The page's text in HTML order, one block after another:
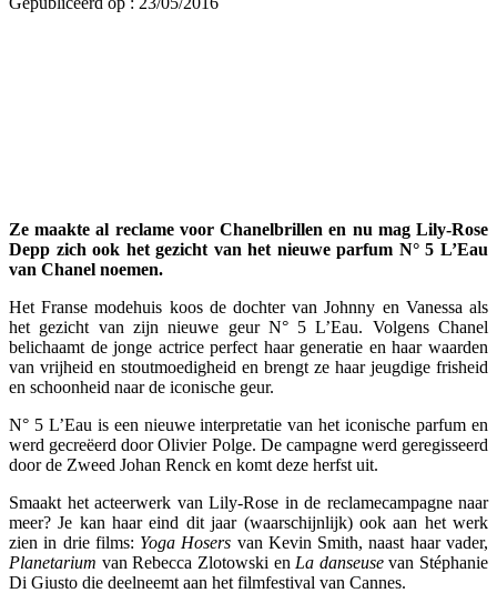
Ze maakte al reclame voor Chanelbrillen en nu mag Lily-Rose
Depp zich ook het gezicht van het nieuwe parfum N° 5 L’Eau
van Chanel noemen.
Het Franse modehuis koos de dochter van Johnny en Vanessa als
het gezicht van zijn nieuwe geur N° 5 L’Eau. Volgens Chanel
belichaamt de jonge actrice perfect haar generatie en haar waarden
van vrijheid en stoutmoedigheid en brengt ze haar jeugdige frisheid
en schoonheid naar de iconische geur.
N° 5 L’Eau is een nieuwe interpretatie van het iconische parfum en
werd gecreëerd door Olivier Polge. De campagne werd geregisseerd
door de Zweed Johan Renck en komt deze herfst uit.
Smaakt het acteerwerk van Lily-Rose in de reclamecampagne naar
meer? Je kan haar eind dit jaar (waarschijnlijk) ook aan het werk
zien in drie films: Yoga Hosers van Kevin Smith, naast haar vader,
Planetarium van Rebecca Zlotowski en La danseusevan Stéphanie
Di Giusto die deelneemt aan het filmfestival van Cannes.